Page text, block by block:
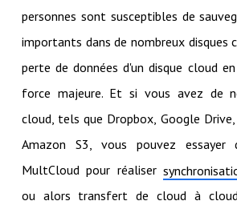
personnes sont susceptibles de
importants dans de nombreux disques
perte de données d'un disque cloud
force majeure. Et si vous avez de
cloud, tels que Dropbox, Google
Amazon S3, vous pouvez
MultCloud pour réaliser
ou alors transfert de cloud à